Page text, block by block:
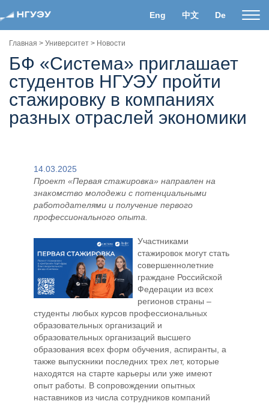
Eng 中文 De
Главная > Университет > Новости
БФ «Система» приглашает
студентов НГУЭУ пройти
стажировку в компаниях
разных отраслей экономики
14.03.2025
Проект «Первая стажировка» направлен на
знакомство молодежи с потенциальными
работодателями и получение первого
профессионального опыта.
Участниками
стажировок могут стать
совершеннолетние
граждане Российской
Федерации из всех
регионов страны –
студенты любых курсов профессиональных
образовательных организаций и
образовательных организаций высшего
образования всех форм обучения, аспиранты, а
также выпускники последних трех лет, которые
находятся на старте карьеры или уже имеют
опыт работы. В сопровождении опытных
наставников из числа сотрудников компаний